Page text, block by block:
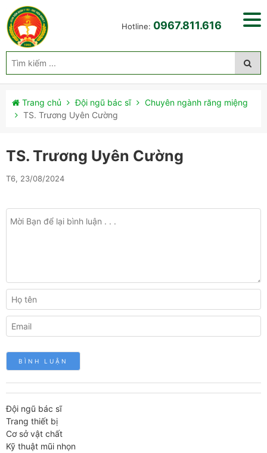
Hotline: 0967.811.616
Trang chủ Đội ngũ bác sĩ
Chuyên ngành răng miệng
TS. Trương Uyên Cường
TS. Trương Uyên Cường
T6, 23/08/2024
Đội ngũ bác sĩ
Trang thiết bị
Cơ sở vật chất
Kỹ thuật mũi nhọn